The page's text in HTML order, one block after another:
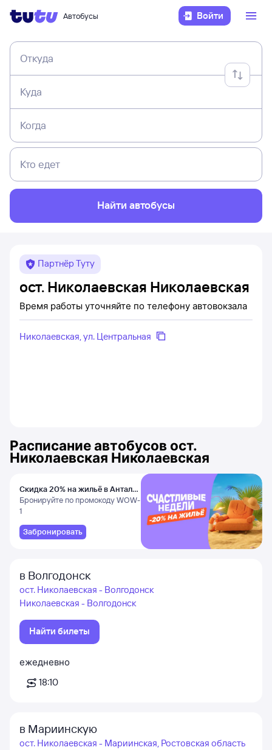
Автобусы Войти
Откуда
Куда
Когда
Кто едет
Найти автобусы
Партнёр Туту
ост. Николаевская Николаевская
Время работы уточняйте по телефону автовокзала
Николаевская, ул. Центральная
Расписание автобусов ост.
Николаевская Николаевская
Скидка 20% на жильё в Анталье
и Даламане
Бронируйте по промокоду WOW-
1
Забронировать
в Волгодонск
ост. Николаевская - Волгодонск
Николаевская - Волгодонск
Найти билеты
ежедневно
18:10
в Мариинскую
ост. Николаевская - Мариинская, Ростовская область